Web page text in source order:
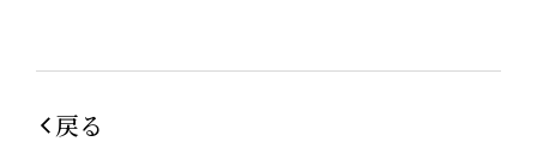
戻る